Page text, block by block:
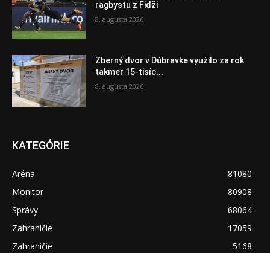
ragbystu z Fidži
8. augusta 2026
Zberný dvor v Dúbravke využilo za rok
takmer 15-tisíc...
8. augusta 2026
KATEGÓRIE
Aréna
81080
Monitor
80908
Správy
68064
Zahraničie
17059
Zahraničie
5168